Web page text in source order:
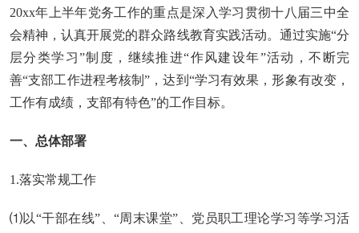
20xx年上半年党务工作的重点是深入学习贯彻十八届三中全
会精神，认真开展党的群众路线教育实践活动。通过实施“分
层分类学习”制度，继续推进“作风建设年”活动，不断完
善“支部工作进程考核制”，达到“学习有效果，形象有改变，
工作有成绩，支部有特色”的工作目标。
一、总体部署
1.落实常规工作
⑴以“干部在线”、“周末课堂”、党员职工理论学习等学习活